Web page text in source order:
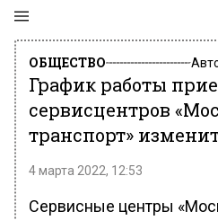
ОБЩЕСТВО
График работы
сервисцентров
транспорт»
4 марта 2022, 12:53
Сервисные центры